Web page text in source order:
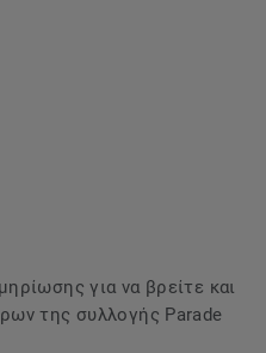
για να βρείτε και
της συλλογής Parade